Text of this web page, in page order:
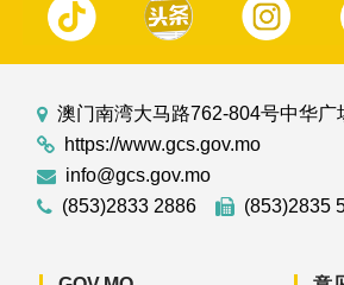
澳门南湾大马路762-804号中华广
https://www.gcs.gov.mo
info@gcs.gov.mo
(853)2833 2886
(853)2835